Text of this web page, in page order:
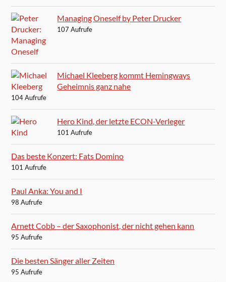
Managing Oneself by Peter Drucker
107 Aufrufe
Michael Kleeberg kommt Hemingways
Geheimnis ganz nahe
104 Aufrufe
Hero Kind, der letzte ECON-Verleger
101 Aufrufe
Das beste Konzert: Fats Domino
101 Aufrufe
Paul Anka: You and I
98 Aufrufe
Arnett Cobb – der Saxophonist, der nicht gehen kann
95 Aufrufe
Die besten Sänger aller Zeiten
95 Aufrufe